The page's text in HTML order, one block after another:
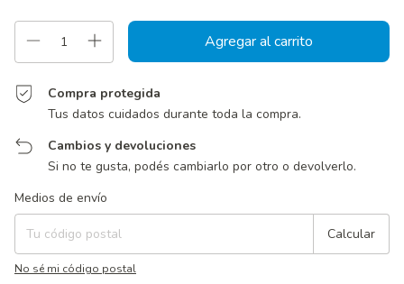
Compra protegida
Tus datos cuidados durante toda la compra.
Cambios y devoluciones
Si no te gusta, podés cambiarlo por otro o devolverlo.
Entregas para el CP:
Medios de envío
Calcular
No sé mi código postal